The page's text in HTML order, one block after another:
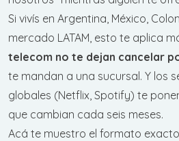
Si vivís en Argentina, México,
mercado LATAM, esto te aplica
telecom no te dejan cancelar
te mandan a una sucursal. Y los
globales (Netflix, Spotify) te
que cambian cada seis meses.
Acá te muestro el formato